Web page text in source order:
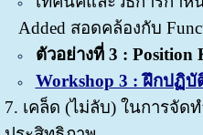
Added สอดคล้องกับ
ตัวอย่างที่ 3 : Position
Workshop 3 : ฝึกปฏิ
7. เคล็ด (ไม่ลับ) ในการจัด